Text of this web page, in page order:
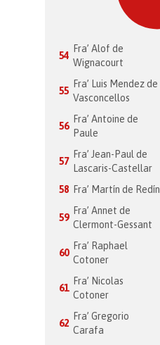
54
Fra’ Alof de
Wignacourt
55
Fra’ Luis Mendez de
Vasconcellos
56
Fra’ Antoine de
Paule
57
Fra’ Jean-Paul de
Lascaris-Castellar
58 Fra’ Martín de Redín
59
Fra’ Annet de
Clermont-Gessant
60
Fra’ Raphael
Cotoner
61
Fra’ Nicolas
Cotoner
62
Fra’ Gregorio
Carafa